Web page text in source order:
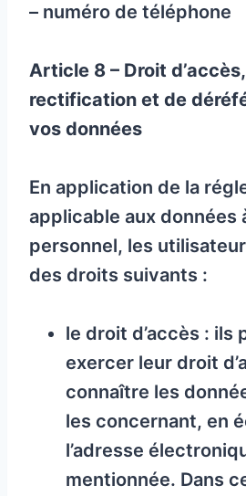
– numéro de téléphone
Article 8 – Droit
rectification et de
vos données
En application de la
applicable aux données
personnel, les
des droits suivants :
le droit d’accès : ils
exercer leur droit
connaître les
les concernant, en
l’adresse
mentionnée. Dans